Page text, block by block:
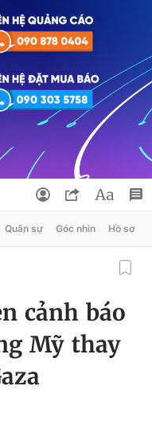
Quân sự Góc nhìn Hồ sơ
cảnh báo
Mỹ thay